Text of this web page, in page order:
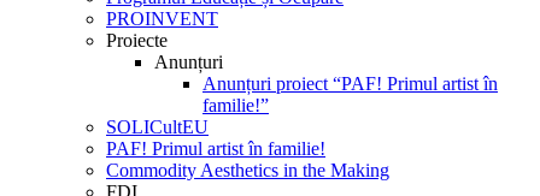
PROINVENT
Proiecte
Anunțuri
Anunțuri proiect “PAF! Primul artist în
familie!”
SOLICultEU
PAF! Primul artist în familie!
Commodity Aesthetics in the Making
FDI